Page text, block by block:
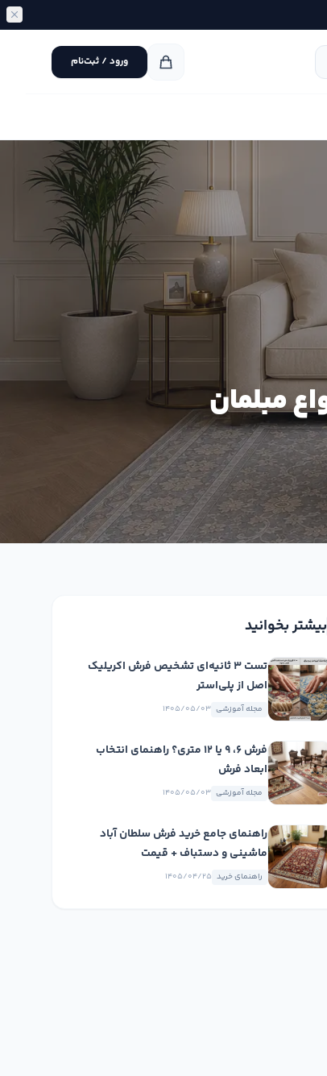
ورود / ثبت‌نام
مبلمان
بیشتر بخوانید
تست ۳ ثانیه‌ای تشخیص فرش اکریلیک
اصل از پلی‌استر
مجله آموزشی ۱۴۰۵/۰۵/۰۳
فرش ۶، ۹ یا ۱۲ متری؟ راهنمای انتخاب
ابعاد فرش
مجله آموزشی ۱۴۰۵/۰۵/۰۳
راهنمای جامع خرید فرش سلطان آباد
ماشینی و دستباف + قیمت
راهنمای خرید ۱۴۰۵/۰۴/۲۵